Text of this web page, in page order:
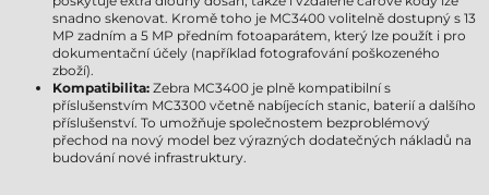
snadno skenovat. Kromě toho je MC3400 volitelně dostupný s 13
MP zadním a 5 MP předním fotoaparátem, který lze použít i pro
dokumentační účely (například fotografování poškozeného
zboží).
Kompatibilita: Zebra MC3400 je plně kompatibilní s
příslušenstvím MC3300 včetně nabíjecích stanic, baterií a dalšího
příslušenství. To umožňuje společnostem bezproblémový
přechod na nový model bez výrazných dodatečných nákladů na
budování nové infrastruktury.